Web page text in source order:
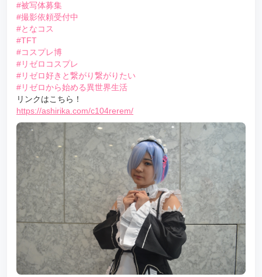
#被写体募集
#撮影依頼受付中
#となコス
#TFT
#コスプレ博
#リゼロコスプレ
#リゼロ好きと繋がり繋がりたい
#リゼロから始める異世界生活
リンクはこちら！
https://ashirika.com/c104rerem/